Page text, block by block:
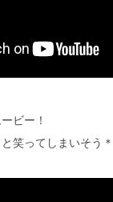
ビー！
笑ってしまいそう＊